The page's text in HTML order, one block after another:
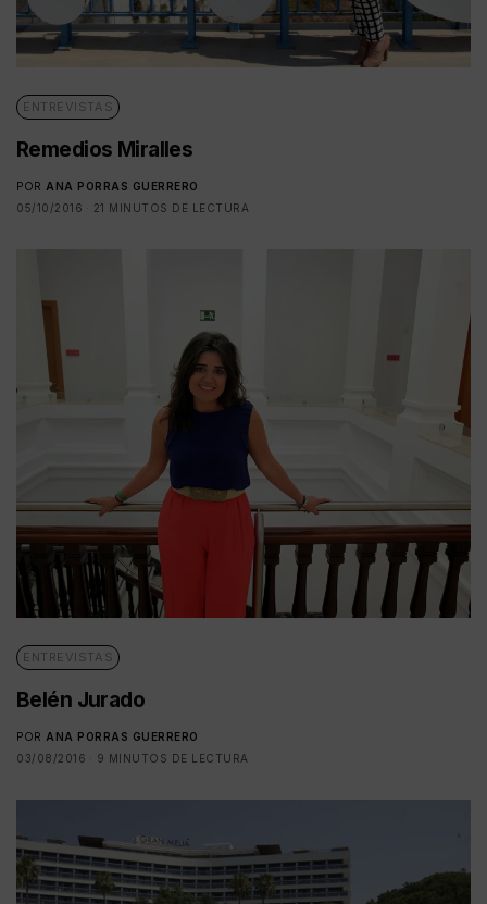
ENTREVISTAS
Remedios Miralles
POR ANA PORRAS GUERRERO
05/10/2016
21 MINUTOS DE LECTURA
ENTREVISTAS
Belén Jurado
POR ANA PORRAS GUERRERO
03/08/2016
9 MINUTOS DE LECTURA